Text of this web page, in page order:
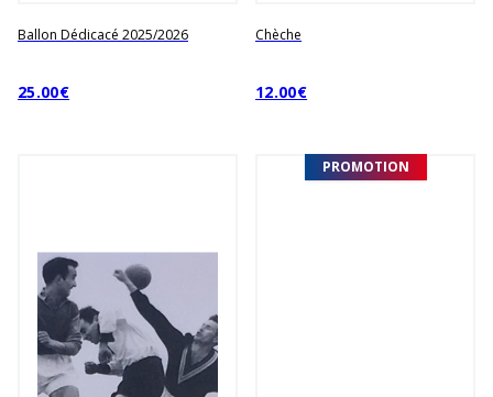
Ballon Dédicacé 2025/2026
25.00€
Chèche
12.00€
PROMOTION